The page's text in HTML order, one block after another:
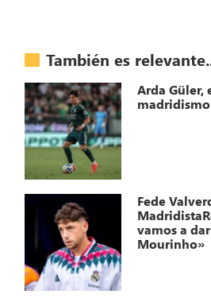
También es
Arda Güler,
madridismo
Fede
vamos a
Mourinho»